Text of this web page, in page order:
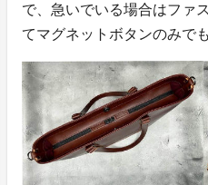
で、急いでいる場合はファ
てマグネットボタンのみで